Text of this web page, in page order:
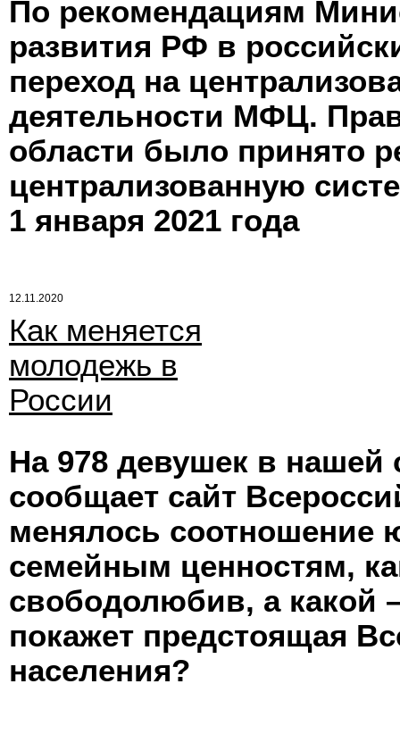
По рекомендациям
развития РФ в
переход на
деятельности МФЦ.
области было принято
централизованную
1 января 2021 года
12.11.2020
Как меняется
молодежь в
России
На 978 девушек в нашей
сообщает сайт
менялось соотношение
семейным ценностям,
свободолюбив, а какой
покажет предстоящая
населения?